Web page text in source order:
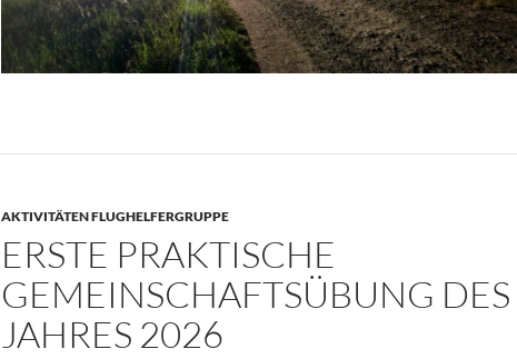
AKTIVITÄTEN FLUGHELFERGRUPPE
ERSTE PRAKTISCHE
GEMEINSCHAFTSÜBUNG DES
JAHRES 2026